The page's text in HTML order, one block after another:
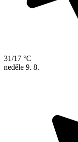
31/17 °C
neděle 9. 8.